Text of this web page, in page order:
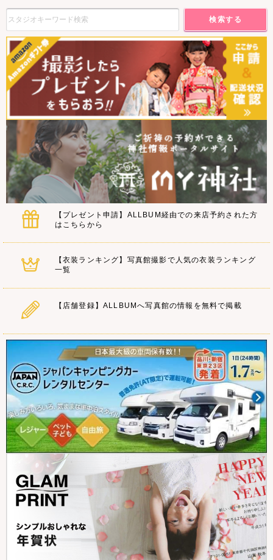
検索する
【プレゼント申請】ALLBUM経由での来店予約された方
はこちらから
【衣装ランキング】写真館撮影で人気の衣装ランキング
一覧
【店舗登録】ALLBUMへ写真館の情報を無料で掲載